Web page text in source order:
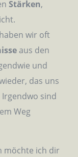
Stärken,
wir oft
aus den
und
das uns
sind
Weg
möchte ich dir